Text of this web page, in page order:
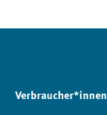
Verbraucher*innen